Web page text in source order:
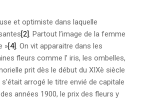
et optimiste dans laquelle
[2]. Partout l’image de la femme
»[4]. On vit apparaitre dans les
fleurs comme l’ iris, les ombelles,
prit dès le début du XIXè siècle
arrogé le titre envié de capitale
années 1900, le prix des fleurs y